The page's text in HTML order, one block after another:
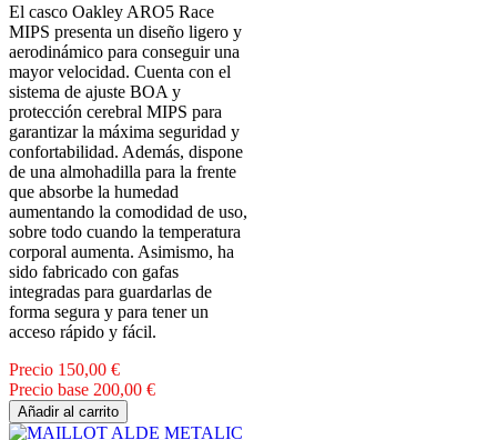
El casco Oakley ARO5 Race
MIPS presenta un diseño ligero y
aerodinámico para conseguir una
mayor velocidad. Cuenta con el
sistema de ajuste BOA y
protección cerebral MIPS para
garantizar la máxima seguridad y
confortabilidad. Además, dispone
de una almohadilla para la frente
que absorbe la humedad
aumentando la comodidad de uso,
sobre todo cuando la temperatura
corporal aumenta. Asimismo, ha
sido fabricado con gafas
integradas para guardarlas de
forma segura y para tener un
acceso rápido y fácil.
Precio 150,00 €
Precio base 200,00 €
Añadir al carrito